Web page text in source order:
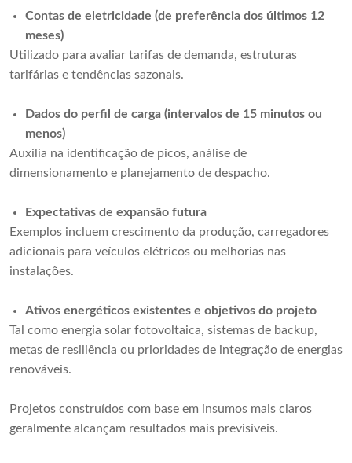
Contas de eletricidade (de preferência dos últimos 12
meses)
Utilizado para avaliar tarifas de demanda, estruturas
tarifárias e tendências sazonais.
Dados do perfil de carga (intervalos de 15 minutos ou
menos)
Auxilia na identificação de picos, análise de
dimensionamento e planejamento de despacho.
Expectativas de expansão futura
Exemplos incluem crescimento da produção, carregadores
adicionais para veículos elétricos ou melhorias nas
instalações.
Ativos energéticos existentes e objetivos do projeto
Tal como energia solar fotovoltaica, sistemas de backup,
metas de resiliência ou prioridades de integração de energias
renováveis.
Projetos construídos com base em insumos mais claros
geralmente alcançam resultados mais previsíveis.